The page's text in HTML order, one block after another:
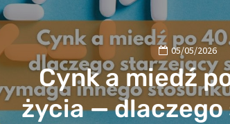
05/05/2026
Cynk a miedź
życia —